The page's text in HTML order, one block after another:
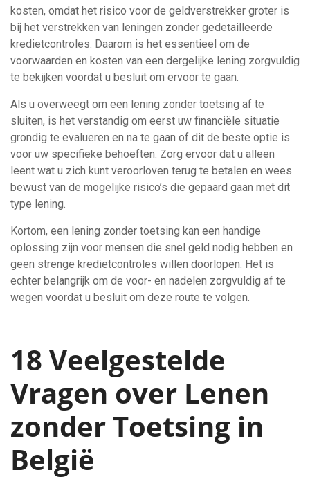
kosten, omdat het risico voor de geldverstrekker groter is
bij het verstrekken van leningen zonder gedetailleerde
kredietcontroles. Daarom is het essentieel om de
voorwaarden en kosten van een dergelijke lening zorgvuldig
te bekijken voordat u besluit om ervoor te gaan.
Als u overweegt om een lening zonder toetsing af te
sluiten, is het verstandig om eerst uw financiële situatie
grondig te evalueren en na te gaan of dit de beste optie is
voor uw specifieke behoeften. Zorg ervoor dat u alleen
leent wat u zich kunt veroorloven terug te betalen en wees
bewust van de mogelijke risico’s die gepaard gaan met dit
type lening.
Kortom, een lening zonder toetsing kan een handige
oplossing zijn voor mensen die snel geld nodig hebben en
geen strenge kredietcontroles willen doorlopen. Het is
echter belangrijk om de voor- en nadelen zorgvuldig af te
wegen voordat u besluit om deze route te volgen.
18 Veelgestelde
Vragen over Lenen
zonder Toetsing in
België